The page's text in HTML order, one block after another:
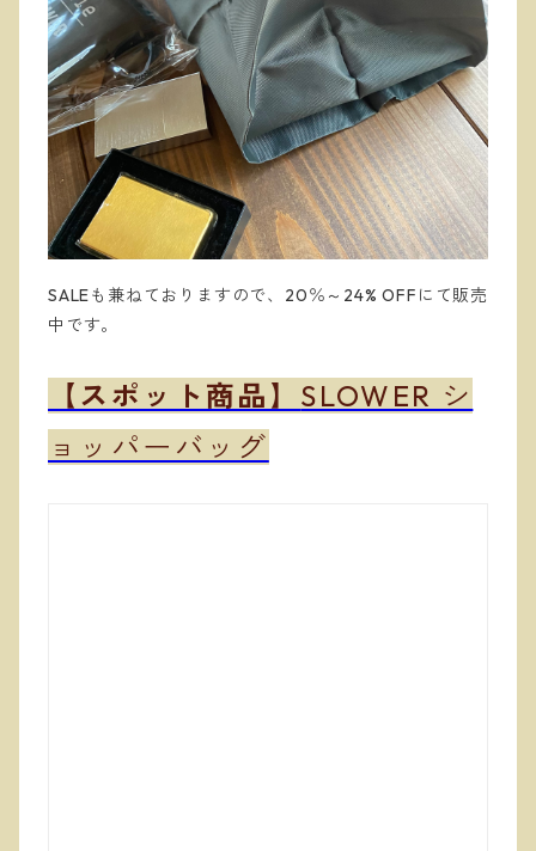
SALEも兼ねておりますので、20％～24% OFFにて販売
中です。
【スポット商品】 SLOWER シ
ョッパーバッグ